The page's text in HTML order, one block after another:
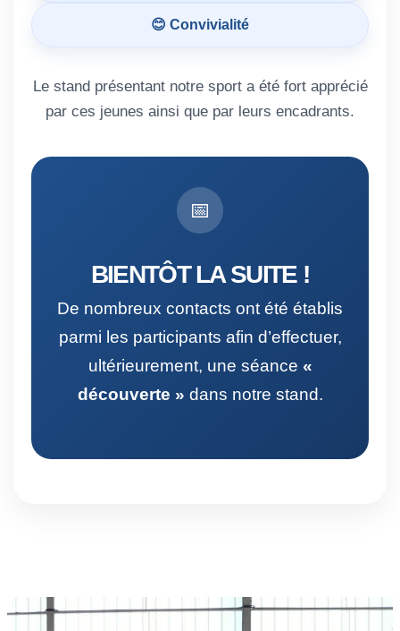
😊 Convivialité
Le stand présentant notre sport a été fort apprécié
par ces jeunes ainsi que par leurs encadrants.
📅
BIENTÔT LA SUITE !
De nombreux contacts ont été établis
parmi les participants afin d’effectuer,
ultérieurement, une séance «
découverte » dans notre stand.